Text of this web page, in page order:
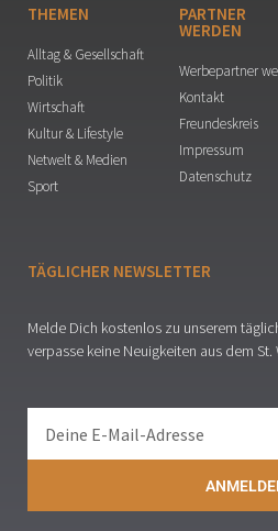
THEMEN
Alltag & Gesellschaft
Politik
Wirtschaft
Kultur & Lifestyle
Netwelt & Medien
Sport
PARTNER
WERDEN
Werbepartner
Kontakt
Freundeskreis
Impressum
Datenschutz
TÄGLICHER NEWSLETTER
Melde Dich kostenlos zu unserem
verpasse keine Neuigkeiten aus dem St.